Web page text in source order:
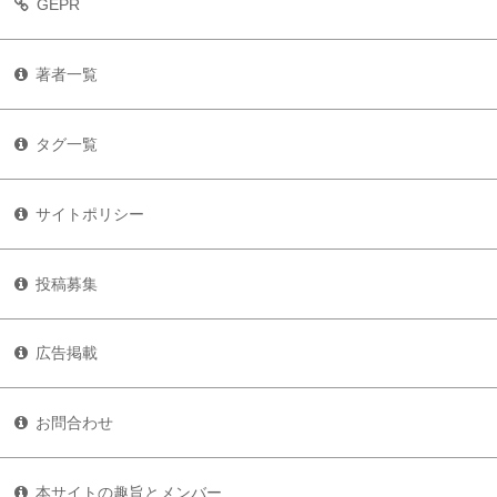
GEPR
著者一覧
タグ一覧
サイトポリシー
投稿募集
広告掲載
お問合わせ
本サイトの趣旨とメンバー